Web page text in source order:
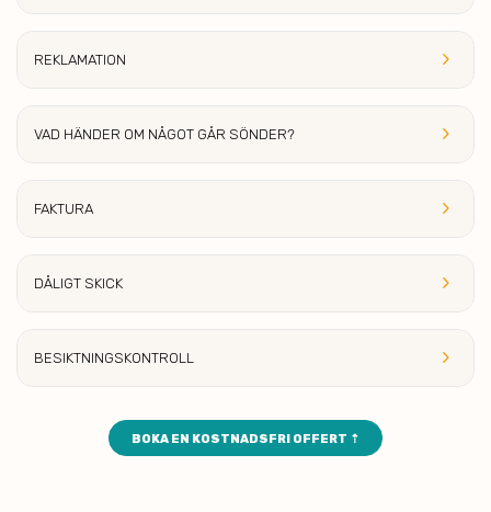
keyboard_arrow_right
REKLAMATION
keyboard_arrow_right
VAD HÄNDER OM NÅGOT GÅR SÖNDER?
keyboard_arrow_right
FAKTURA
keyboard_arrow_right
DÅLIGT SKICK
keyboard_arrow_right
BESIKTNINGSKONTROLL
BOKA EN KOSTNADSFRI OFFERT ⇡